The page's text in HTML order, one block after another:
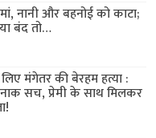
नानी और बहनोई को काटा;
बंद तो…
मंगेतर की बेरहम हत्या :
सच, प्रेमी के साथ मिलकर